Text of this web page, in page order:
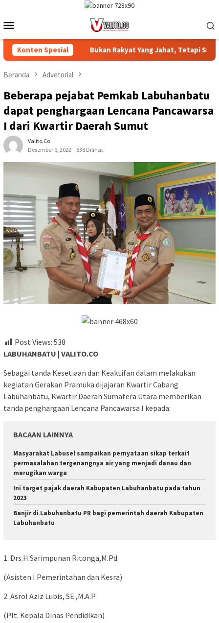
konten
Mobile
Konten SpesialBukan Rakyat Yang Jahat, Tetapi Sistem
Beranda Advetorial
Beberapa pejabat Pemkab Labuhanbatu
dapat penghargaan Lencana Pancawarsa
I dari Kwartir Daerah Sumut
Valito.co
Desember 6, 2022
538 Dilihat
Post Views: 538
LABUHANBATU | VALITO.CO
Sebagai tanda Kesetiaan dan Keaktifan dalam melakukan
kegiatan Gerakan Pramuka dijajaran Kwartir Cabang
Labuhanbatu, Kwartir Daerah Sumatera Utara memberikan
tanda penghargaan Lencana Pancawarsa I kepada:
BACAAN LAINNYA
Masyarakat Labusel sampaikan pernyataan sikap terkait
permasalahan tergenangnya air yang menjadi danau dan
merugikan warga
Ini target pajak daerah Kabupaten Labuhanbatu pada tahun
2023
Banjir di Labuhanbatu PR bagi pemerintah daerah Kabupaten
Labuhanbatu
1. Drs.H.Sarimpunan Ritonga,M.Pd.
(Asisten I Pemerintahan dan Kesra)
2. Asrol Aziz Lubis, SE.,M.A.P
(Plt. Kepala Dinas Pendidikan)